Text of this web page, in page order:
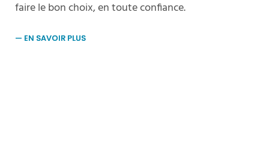
faire le bon choix, en toute confiance.